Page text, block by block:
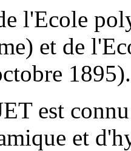
l'Ecole
et de
est
et